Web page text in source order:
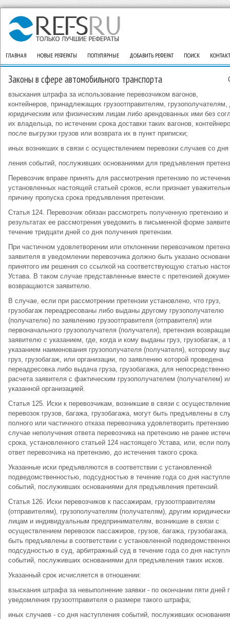
ГЛАВНАЯ НОВЫЕ РЕФЕРАТЫ ПОПУЛЯРНЫЕ ДОБАВИТЬ РЕФЕРАТ ПОИСК
Законы в сфере автомобильного транспорта
взыскания штрафа за использование перевозчиком вагонов,
контейнеров, принадлежащих грузоотправителям, грузополучателям,
юридическим или физическим лицам либо арендованных ими без
их владельца, по истечении срока доставки таких вагонов,
после выгрузки грузов или возврата их в пункт приписки;
иных возникших в связи с осуществлением перевозки случаев со дня
ления событий, послуживших основаниями для предъявления
Перевозчик вправе принять для рассмотрения претензию по
установленных настоящей статьей сроков, если признает
причину пропуска срока предъявления претензии.
Статья 124. Перевозчик обязан рассмотреть полученную претензию и
результатах ее рассмотрения уведомить в письменной форме
течение тридцати дней со дня получения претензии.
При частичном удовлетворении или отклонении перевозчиком
заявителя в уведомлении перевозчика должно быть указано
принятого им решения со ссылкой на соответствующую статью
Устава. В таком случае представленные вместе с претензией
возвращаются заявителю.
В случае, если при рассмотрении претензии установлено, что груз,
грузобагаж переадресованы либо выданы другому грузополучателю
(получателю) по заявлению грузоотправителя (отправителя) или
первоначального грузополучателя (получателя), претензия
заявителю с указанием, где, когда и кому выданы груз, грузобагаж, а
указанием наименования грузополучателя (получателя), которому
груз, грузобагаж, или организации, по заявлению которой проведена
переадресовка либо выдача груза, грузобагажа, для
расчета заявителя с фактическим грузополучателем (получателем)
указанной организацией.
Статья 125. Иски к перевозчикам, возникшие в связи с
перевозок грузов, багажа, грузобагажа, могут быть предъявлены в
полного или частичного отказа перевозчика удовлетворить
случае неполучения ответа перевозчика на претензию не ранее
срока, установленного статьей 124 настоящего Устава, или, если
ответ перевозчика на претензию, до истечения такого срока.
Указанные иски предъявляются в соответствии с установленной
подведомственностью, подсудностью в течение года со дня
событий, послуживших основаниями для предъявления претензий.
Статья 126. Иски перевозчиков к пассажирам, грузоотправителям
(отправителям), грузополучателям (получателям), другим
лицам и индивидуальным предпринимателям, возникшие в связи с
осуществлением перевозок пассажиров, грузов, багажа, грузобагажа,
быть предъявлены в соответствии с установленной
подсудностью в суд, арбитражный суд в течение года со дня
событий, послуживших основаниями для предъявления таких исков.
Указанный срок исчисляется в отношении:
взыскания штрафа за невыполнение заявки - по окончании пяти дней
уведомления грузоотправителя о размере такого штрафа;
иных случаев - со дня наступления событий, послуживших